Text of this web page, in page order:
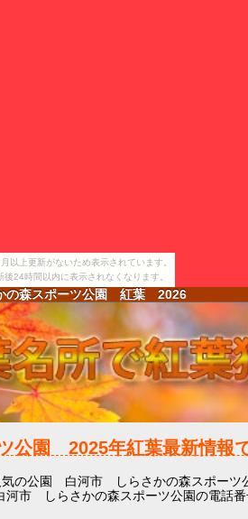
以上更新がないため表示されています。
後24時間以内に表示されなくなります。
の森スポーツ公園 紅葉 2026
公園 2025年紅葉最新情報
気の公園 白河市 しらさかの森スポーツ
河市 しらさかの森スポーツ公園の電話